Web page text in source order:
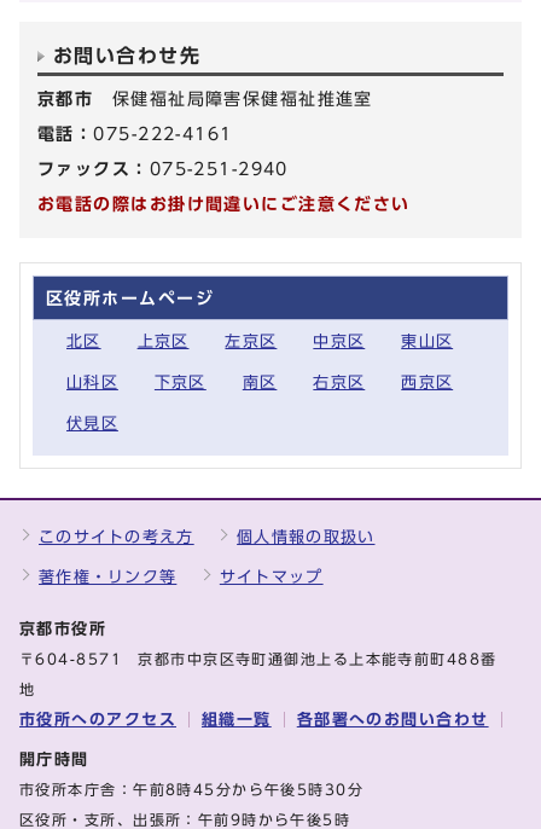
お問い合わせ先
京都市 保健福祉局障害保健福祉推進室
電話：075-222-4161
ファックス： 075-251-2940
お電話の際はお掛け間違いにご注意ください
区役所ホームページ
北区 上京区 左京区 中京区 東山区
山科区 下京区 南区 右京区 西京区
伏見区
このサイトの考え方 個人情報の取扱い
著作権・リンク等 サイトマップ
京都市役所
〒604-8571 京都市中京区寺町通御池上る上本能寺前町488番
地
市役所へのアクセス 組織一覧 各部署へのお問い合わせ
開庁時間
市役所本庁舎：午前8時45分から午後5時30分
区役所・支所、出張所：午前9時から午後5時